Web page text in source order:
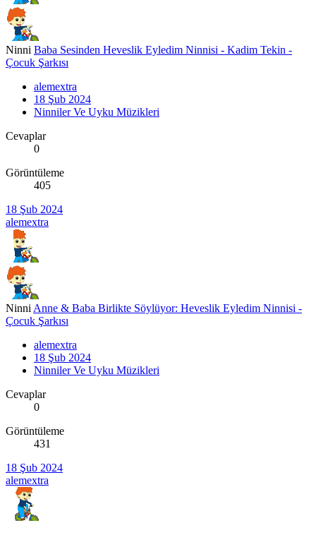
Ninni Baba Sesinden Heveslik Eyledim Ninnisi - Kadim Tekin -
Çocuk Şarkısı
alemextra
18 Şub 2024
Ninniler Ve Uyku Müzikleri
Cevaplar
0
Görüntüleme
405
18 Şub 2024
alemextra
Ninni Anne & Baba Birlikte Söylüyor: Heveslik Eyledim Ninnisi -
Çocuk Şarkısı
alemextra
18 Şub 2024
Ninniler Ve Uyku Müzikleri
Cevaplar
0
Görüntüleme
431
18 Şub 2024
alemextra